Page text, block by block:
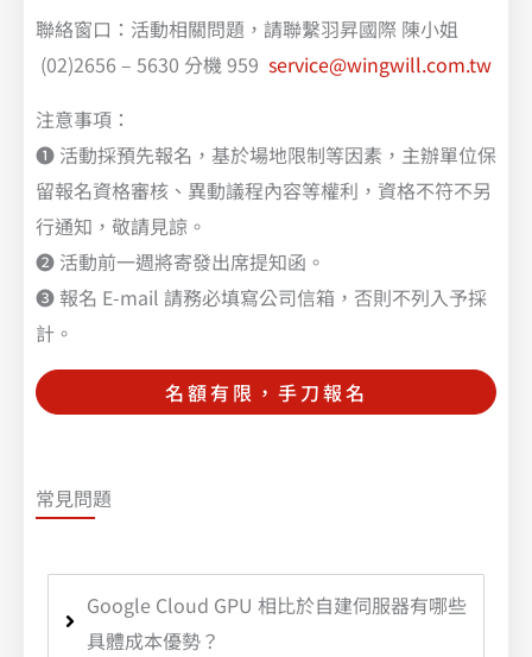
聯絡窗口：活動相關問題，請聯繫羽昇國際 陳小姐
(02)2656 – 5630 分機 959 service@wingwill.com.tw
注意事項：
❶ 活動採預先報名，基於場地限制等因素，主辦單位保
留報名資格審核、異動議程內容等權利，資格不符不另
行通知，敬請見諒。
❷ 活動前一週將寄發出席提知函。
❸ 報名 E-mail 請務必填寫公司信箱，否則不列入予採
計。
名額有限，手刀報名
常見問題
Google Cloud GPU 相比於自建伺服器有哪些
具體成本優勢？